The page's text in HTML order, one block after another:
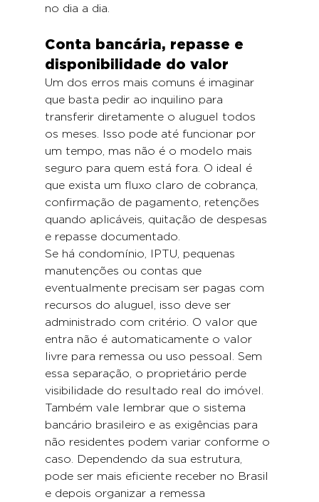
no dia a dia.
Conta bancária, repasse e
disponibilidade do valor
Um dos erros mais comuns é imaginar
que basta pedir ao inquilino para
transferir diretamente o aluguel todos
os meses. Isso pode até funcionar por
um tempo, mas não é o modelo mais
seguro para quem está fora. O ideal é
que exista um fluxo claro de cobrança,
confirmação de pagamento, retenções
quando aplicáveis, quitação de despesas
e repasse documentado.
Se há condomínio, IPTU, pequenas
manutenções ou contas que
eventualmente precisam ser pagas com
recursos do aluguel, isso deve ser
administrado com critério. O valor que
entra não é automaticamente o valor
livre para remessa ou uso pessoal. Sem
essa separação, o proprietário perde
visibilidade do resultado real do imóvel.
Também vale lembrar que o sistema
bancário brasileiro e as exigências para
não residentes podem variar conforme o
caso. Dependendo da sua estrutura,
pode ser mais eficiente receber no Brasil
e depois organizar a remessa